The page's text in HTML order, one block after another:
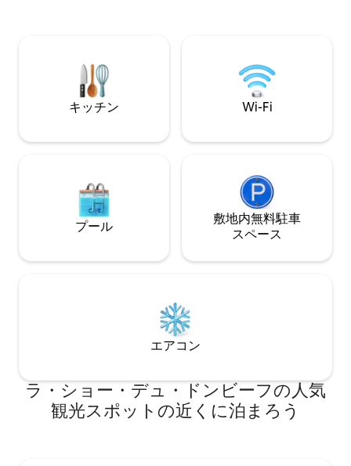
キッチン Wi-Fi
プール
敷地内無料駐⁠車
ス⁠ペ⁠ー⁠ス
エアコン
ラ・ショー・デュ・ドンビーフの人気
観光スポットの近くに泊まろう